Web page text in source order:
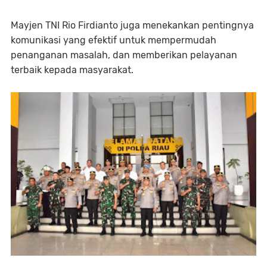
Mayjen TNI Rio Firdianto juga menekankan pentingnya
komunikasi yang efektif untuk mempermudah
penanganan masalah, dan memberikan pelayanan
terbaik kepada masyarakat.